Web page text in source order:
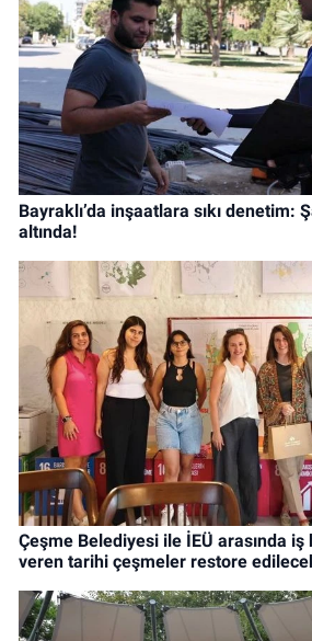
Bayraklı’da inşaatlara sıkı denetim:
altında!
Çeşme Belediyesi ile İEÜ arasında iş
veren tarihi çeşmeler restore